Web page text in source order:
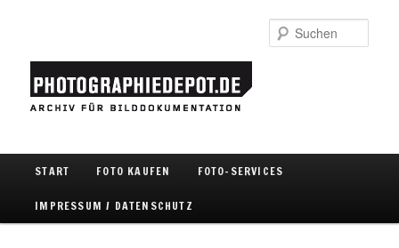
Zum Inhalt wechseln
Zum sekundären Inhalt wechseln
START FOTO KAUFEN FOTO-SERVICES
IMPRESSUM / DATENSCHUTZ